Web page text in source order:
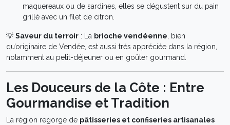
maquereaux ou de sardines, elles se dégustent sur du pain
grillé avec un filet de citron.
💡 Saveur du terroir : La brioche vendéenne , bien
qu’originaire de Vendée, est aussi très appréciée dans la région,
notamment au petit-déjeuner ou en goûter gourmand.
Les Douceurs de la Côte : Entre
Gourmandise et Tradition
La région regorge de pâtisseries et confiseries artisanales